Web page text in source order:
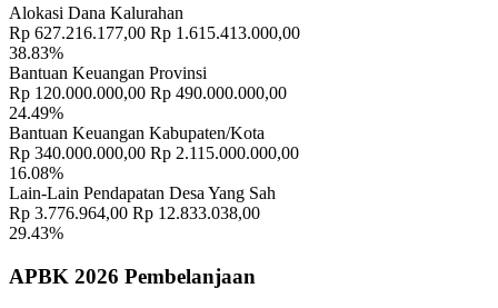
Alokasi Dana Kalurahan
Rp 627.216.177,00 Rp 1.615.413.000,00
38.83%
Bantuan Keuangan Provinsi
Rp 120.000.000,00 Rp 490.000.000,00
24.49%
Bantuan Keuangan Kabupaten/Kota
Rp 340.000.000,00 Rp 2.115.000.000,00
16.08%
Lain-Lain Pendapatan Desa Yang Sah
Rp 3.776.964,00 Rp 12.833.038,00
29.43%
APBK 2026 Pembelanjaan